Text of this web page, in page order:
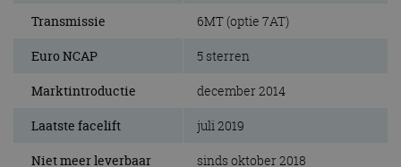
Transmissie 6MT (optie 7AT)
Euro NCAP 5 sterren
Marktintroductie december 2014
Laatste facelift juli 2019
Niet meer leverbaar sinds oktober 2018